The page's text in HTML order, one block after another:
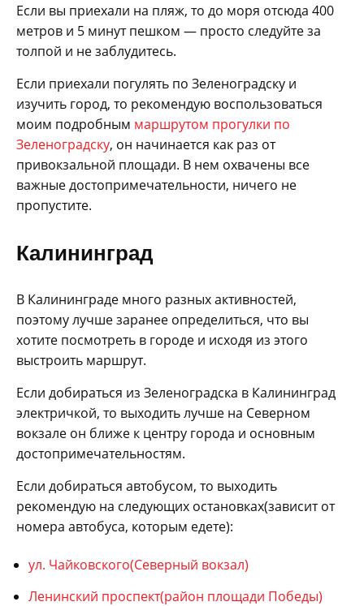
Если вы приехали на пляж, то до моря отсюда 400
метров и 5 минут пешком — просто следуйте за
толпой и не заблудитесь.
Если приехали погулять по Зеленоградску и
изучить город, то рекомендую воспользоваться
моим подробным маршрутом прогулки по
Зеленоградску, он начинается как раз от
привокзальной площади. В нем охвачены все
важные достопримечательности, ничего не
пропустите.
Калининград
В Калининграде много разных активностей,
поэтому лучше заранее определиться, что вы
хотите посмотреть в городе и исходя из этого
выстроить маршрут.
Если добираться из Зеленоградска в Калининград
электричкой, то выходить лучше на Северном
вокзале он ближе к центру города и основным
достопримечательностям.
Если добираться автобусом, то выходить
рекомендую на следующих остановках(зависит от
номера автобуса, которым едете):
ул. Чайковского(Северный вокзал)
Ленинский проспект(район площади Победы)